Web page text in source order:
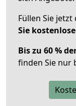
Füllen Sie
Sie
Bis zu 60 %
finden Sie nur